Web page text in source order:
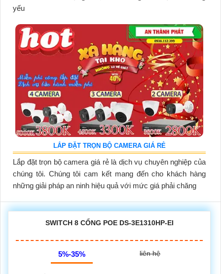
yếu
LẮP ĐẶT TRỌN BỘ CAMERA GIÁ RẺ
Lắp đặt trọn bộ camera giá rẻ là dịch vụ chuyên nghiệp của
chúng tôi. Chúng tôi cam kết mang đến cho khách hàng
những giải pháp an ninh hiệu quả với mức giá phải chăng
SWITCH 8 CỔNG POE DS-3E1310HP-EI
5%-35% liên hệ